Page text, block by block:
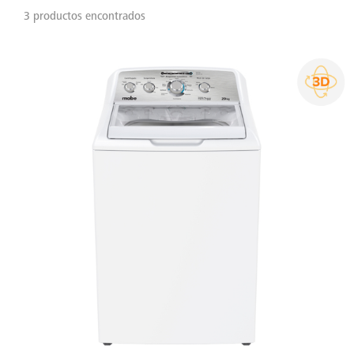
3 productos encontrados